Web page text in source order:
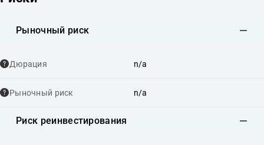
Рыночный риск
Дюрация n/a
Рыночный риск n/a
Риск реинвестирования